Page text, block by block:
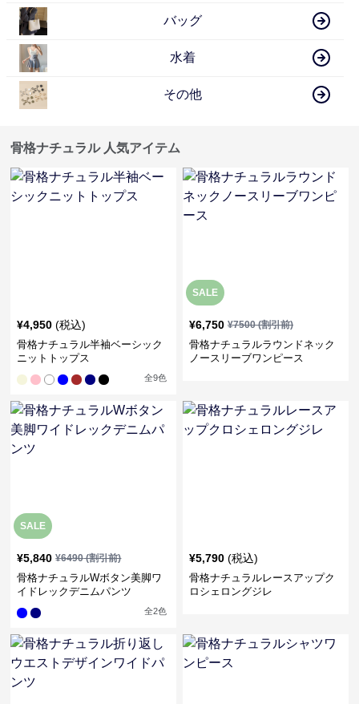
バッグ
水着
その他
骨格ナチュラル 人気アイテム
¥4,950 (税込)
骨格ナチュラル半袖ベーシック
ニットトップス
全9色
SALE
¥6,750 ¥7500(割引前)
骨格ナチュラルラウンドネック
ノースリーブワンピース
SALE
¥5,840 ¥6490(割引前)
骨格ナチュラルWボタン美脚ワ
イドレックデニムパンツ
全2色
¥5,790 (税込)
骨格ナチュラルレースアップク
ロシェロングジレ